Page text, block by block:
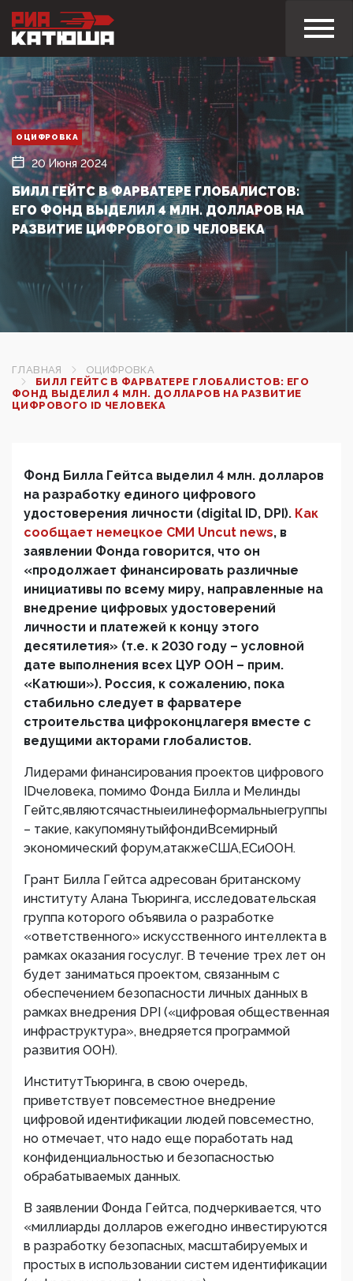
ОЦИФРОВКА
20 Июня 2024
БИЛЛ ГЕЙТС В ФАРВАТЕРЕ ГЛОБАЛИСТОВ:
ЕГО ФОНД ВЫДЕЛИЛ 4 МЛН. ДОЛЛАРОВ НА
РАЗВИТИЕ ЦИФРОВОГО ID ЧЕЛОВЕКА
ГЛАВНАЯ
ОЦИФРОВКА
БИЛЛ ГЕЙТС В ФАРВАТЕРЕ ГЛОБАЛИСТОВ: ЕГО
ФОНД ВЫДЕЛИЛ 4 МЛН. ДОЛЛАРОВ НА РАЗВИТИЕ
ЦИФРОВОГО ID ЧЕЛОВЕКА
Фонд Билла Гейтса выделил 4 млн. долларов
на разработку единого цифрового
удостоверения личности (digital ID, DPI). Как
сообщает немецкое СМИ Uncut news, в
заявлении Фонда говорится, что он
«продолжает финансировать различные
инициативы по всему миру, направленные на
внедрение цифровых удостоверений
личности и платежей к концу этого
десятилетия» (т.е. к 2030 году – условной
дате выполнения всех ЦУР ООН – прим.
«Катюши»). Россия, к сожалению, пока
стабильно следует в фарватере
строительства цифроконцлагеря вместе с
ведущими акторами глобалистов.
Лидерами финансирования проектов цифрового
IDчеловека, помимо Фонда Билла и Мелинды
Гейтс,являютсячастныеилинеформальныегруппы
– такие, какупомянутыйфондиВсемирный
экономический форум,атакжеСША,ЕСиООН.
Грант Билла Гейтса адресован британскому
институту Алана Тьюринга, исследовательская
группа которого объявила о разработке
«ответственного» искусственного интеллекта в
рамках оказания госуслуг. В течение трех лет он
будет заниматься проектом, связанным с
обеспечением безопасности личных данных в
рамках внедрения DPI («цифровая общественная
инфраструктура», внедряется программой
развития ООН).
ИнститутТьюринга, в свою очередь,
приветствует повсеместное внедрение
цифровой идентификации людей повсеместно,
но отмечает, что надо еще поработать над
конфиденциальностью и безопасностью
обрабатываемых данных.
В заявлении Фонда Гейтса, подчеркивается, что
«миллиарды долларов ежегодно инвестируются
в разработку безопасных, масштабируемых и
простых в использовании систем идентификации